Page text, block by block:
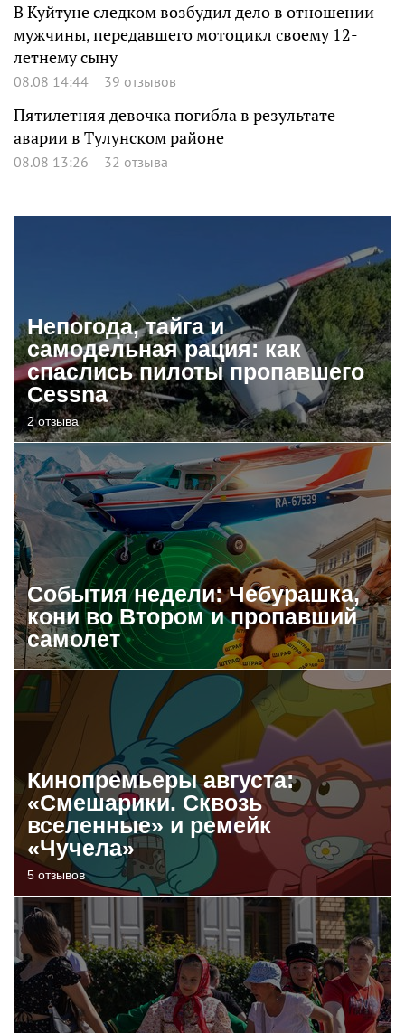
В Куйтуне следком возбудил дело в отношении
мужчины, передавшего мотоцикл своему 12-
летнему сыну
08.08 14:44 39 отзывов
Пятилетняя девочка погибла в результате
аварии в Тулунском районе
08.08 13:26 32 отзыва
Непогода, тайга и
самодельная рация: как
спаслись пилоты пропавшего
Cessna
2 отзыва
События недели: Чебурашка,
кони во Втором и пропавший
самолет
Кинопремьеры августа:
«Смешарики. Сквозь
вселенные» и ремейк
«Чучела»
5 отзывов